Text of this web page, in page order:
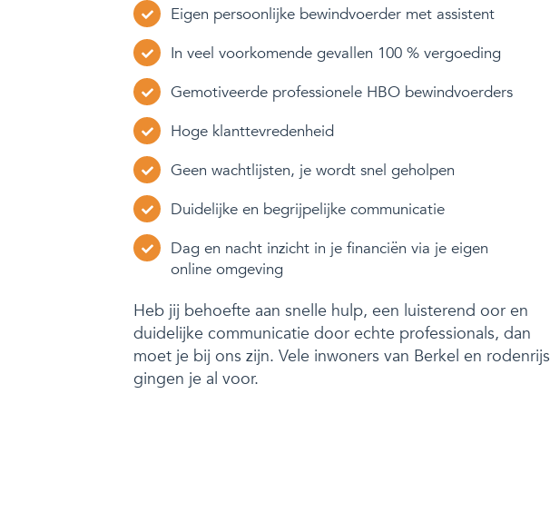
Eigen persoonlijke bewindvoerder met assistent
In veel voorkomende gevallen 100 % vergoeding
Gemotiveerde professionele HBO bewindvoerders
Hoge klanttevredenheid
Geen wachtlijsten, je wordt snel geholpen
Duidelijke en begrijpelijke communicatie
Dag en nacht inzicht in je financiën via je eigen
online omgeving
Heb jij behoefte aan snelle hulp, een luisterend oor en
duidelijke communicatie door echte professionals, dan
moet je bij ons zijn. Vele inwoners van Berkel en rodenrijs
gingen je al voor.